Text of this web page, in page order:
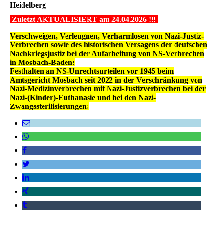
Heidelberg
Zuletzt AKTUALISIERT am 24.04.2026 !!!
Verschweigen, Verleugnen, Verharmlosen von Nazi-Justiz-
Verbrechen sowie des historischen Versagens der deutschen
Nachkriegsjustiz bei der Aufarbeitung von NS-Verbrechen
in Mosbach-Baden:
Festhalten an NS-Unrechtsurteilen vor 1945 beim
Amtsgericht Mosbach seit 2022 in der Verschränkung von
Nazi-Medizinverbrechen mit Nazi-Justizverbrechen bei der
Nazi-(Kinder)-Euthanasie und bei den Nazi-
Zwangssterilisierungen: